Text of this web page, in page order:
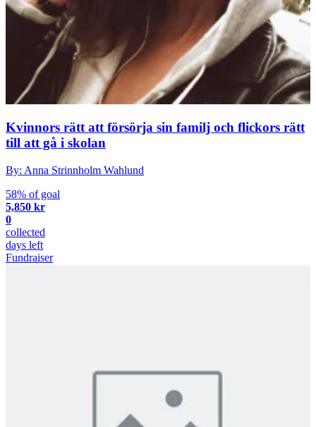
Kvinnors rätt att försörja sin familj och flickors rätt
till att gå i skolan
By: Anna Strinnholm Wahlund
58% of goal
5,850 kr
0
collected
days left
Fundraiser